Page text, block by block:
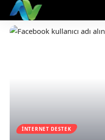
İNTERNET DESTEK